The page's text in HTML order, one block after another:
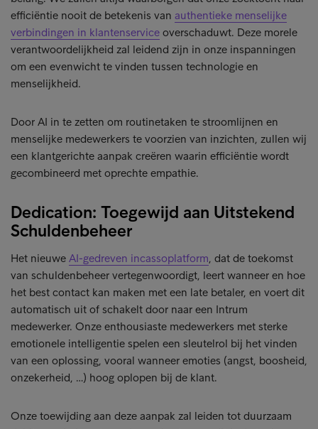
efficiëntie nooit de betekenis van authentieke menselijke
verbindingen in klantenservice overschaduwt. Deze morele
verantwoordelijkheid zal leidend zijn in onze inspanningen
om een evenwicht te vinden tussen technologie en
menselijkheid.
Door AI in te zetten om routinetaken te stroomlijnen en
menselijke medewerkers te voorzien van inzichten, zullen wij
een klantgerichte aanpak creëren waarin efficiëntie wordt
gecombineerd met oprechte empathie.
Dedication: Toegewijd aan Uitstekend
Schuldenbeheer
Het nieuwe AI-gedreven incassoplatform, dat de toekomst
van schuldenbeheer vertegenwoordigt, leert wanneer en hoe
het best contact kan maken met een late betaler, en voert dit
automatisch uit of schakelt door naar een Intrum
medewerker. Onze enthousiaste medewerkers met sterke
emotionele intelligentie spelen een sleutelrol bij het vinden
van een oplossing, vooral wanneer emoties (angst, boosheid,
onzekerheid, …) hoog oplopen bij de klant.
Onze toewijding aan deze aanpak zal leiden tot duurzaam